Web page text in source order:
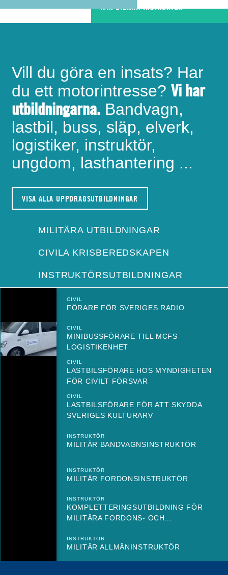
MIN BILKÅR: INSTRUKTÖR
Vill du göra en insats? Har
du ett motorintresse? Vi har
utbildningarna. Bandvagn,
lastbil, buss, släp, elverk,
logistiker, instruktör,
ungdom, lasthantering ...
VISA ALLA UPPDRAGSUTBILDNINGAR
MILITÄRA UTBILDNINGAR
CIVILA KRISBEREDSKAPEN
INSTRUKTÖRSUTBILDNINGAR
CIVIL
FÖRARE FÖR SVERIGES RADIO
CIVIL
MINIBUSSFÖRARE TILL MCFS
LOGISTIKENHET
CIVIL
LASTBILSFÖRARE HOS MYNDIGHETEN
FÖR CIVILT FÖRSVAR
CIVIL
LASTBILSFÖRARE FÖR ATT SKYDDA
SVERIGES KULTURARV
INSTRUKTÖR
MILITÄR BANDVAGNSINSTRUKTÖR
INSTRUKTÖR
MILITÄR FORDONSINSTRUKTÖR
INSTRUKTÖR
KOMPLETTERINGSUTBILDNING FÖR
MILITÄRA FORDONS- OCH...
INSTRUKTÖR
MILITÄR ALLMÄNINSTRUKTÖR